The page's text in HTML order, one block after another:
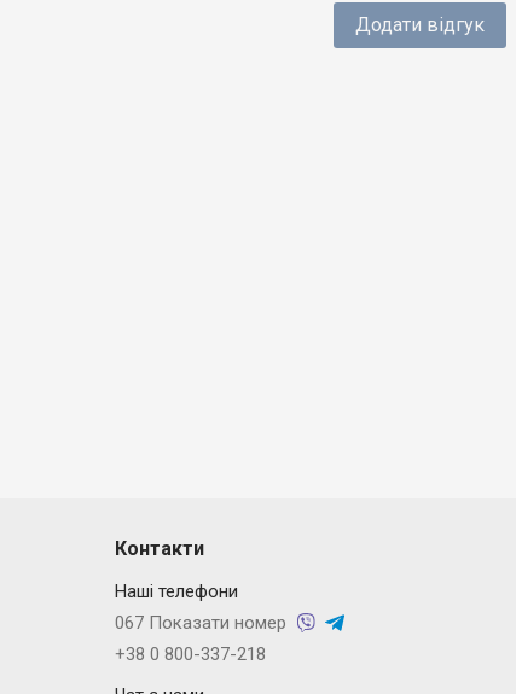
Додати відгук
Контакти
Наші телефони
067 Показати номер
+38 0 800-337-218